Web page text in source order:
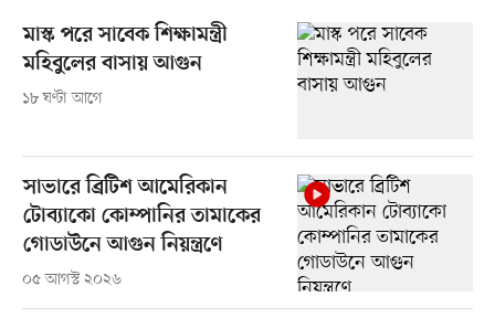
মাস্ক পরে সাবেক শিক্ষামন্ত্রী
মহিবুলের বাসায় আগুন
১৮ ঘণ্টা আগে
সাভারে ব্রিটিশ আমেরিকান
টোব্যাকো কোম্পানির তামাকের
গোডাউনে আগুন নিয়ন্ত্রণে
০৫ আগস্ট ২০২৬